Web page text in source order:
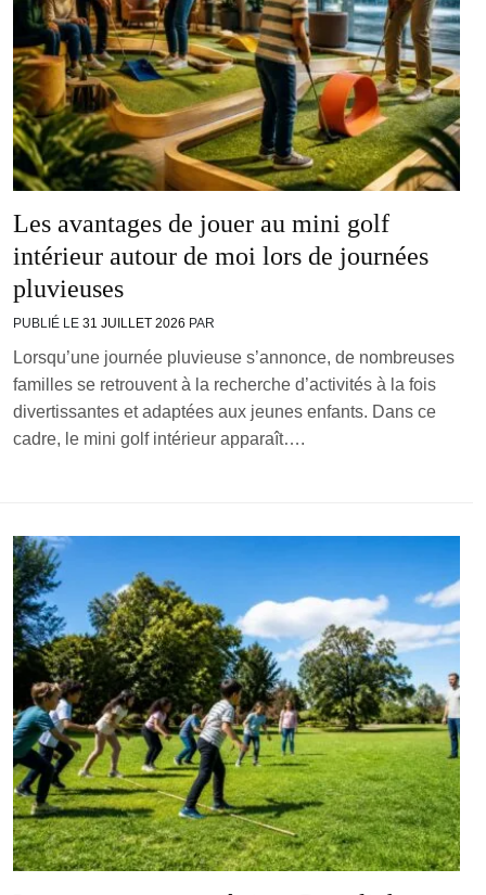
Les avantages de jouer au mini golf
intérieur autour de moi lors de journées
pluvieuses
PUBLIÉ LE 31 JUILLET 2026 PAR
Lorsqu’une journée pluvieuse s’annonce, de nombreuses
familles se retrouvent à la recherche d’activités à la fois
divertissantes et adaptées aux jeunes enfants. Dans ce
cadre, le mini golf intérieur apparaît….